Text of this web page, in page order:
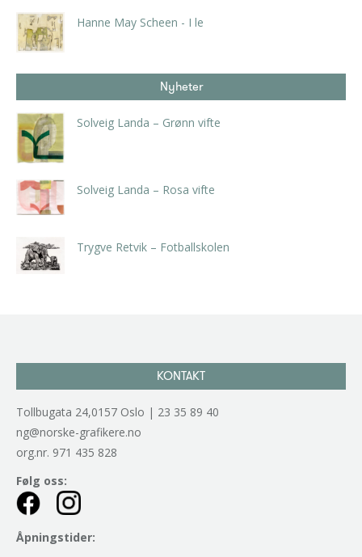
Hanne May Scheen - I le
Nyheter
Solveig Landa – Grønn vifte
Solveig Landa – Rosa vifte
Trygve Retvik – Fotballskolen
KONTAKT
Tollbugata 24,0157 Oslo | 23 35 89 40
ng@norske-grafikere.no
org.nr. 971 435 828
Følg oss:
Åpningstider: